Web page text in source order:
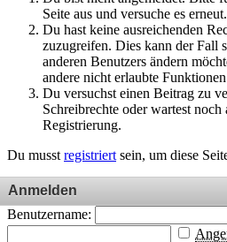
Seite aus und versuche es erneut.
Du hast keine ausreichenden
zuzugreifen. Dies kann der Fall
anderen Benutzers ändern
andere nicht erlaubte
Du versuchst einen Beitrag zu
Schreibrechte oder wartest
Registrierung.
Du musst registriert sein, um diese
Anmelden
Benutzername: